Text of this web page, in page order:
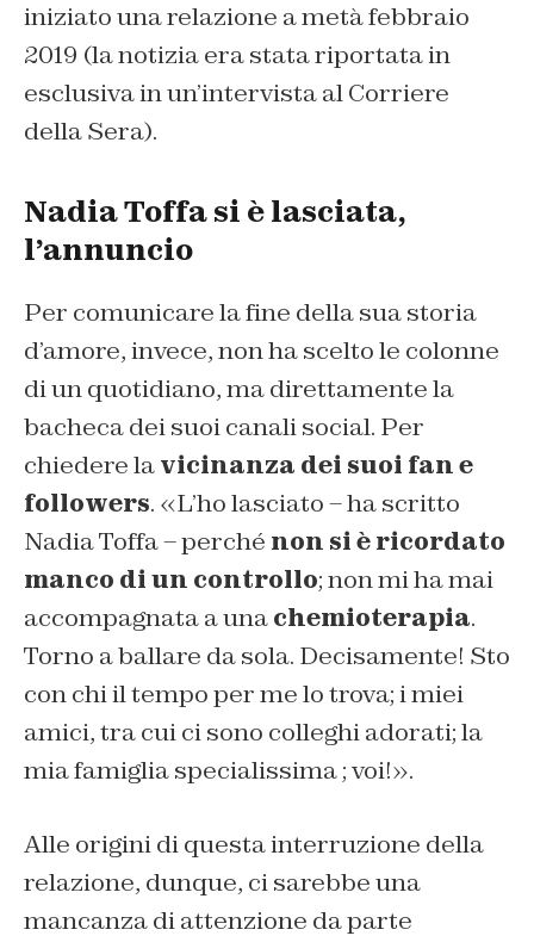
iniziato una relazione a metà febbraio
2019 (la notizia era stata riportata in
esclusiva in un’intervista al Corriere
della Sera).
Nadia Toffa si è lasciata,
l’annuncio
Per comunicare la fine della sua storia
d’amore, invece, non ha scelto le colonne
di un quotidiano, ma direttamente la
bacheca dei suoi canali social. Per
chiedere lavicinanza dei suoi fan e
followers. «L’ho lasciato – ha scritto
Nadia Toffa – perché non si è ricordato
manco di un controllo; non mi ha mai
accompagnata a unachemioterapia.
Torno a ballare da sola. Decisamente! Sto
con chi il tempo per me lo trova; i miei
amici, tra cui ci sono colleghi adorati; la
mia famiglia specialissima ; voi!».
Alle origini di questa interruzione della
relazione, dunque, ci sarebbe una
mancanza di attenzione da parte